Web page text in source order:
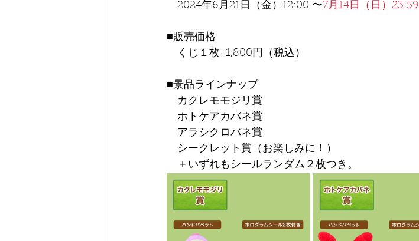
2024年6月21日（金）12:00 〜7月14日（日）23:59
■販売価格
くじ１枚  1,800円（税込）
■景品ラインナップ
カクレモモジリ賞
ホトケアカバネ賞
アラシクロバネ賞
シークレット賞（お楽しみに！）
＋いずれもシールランダム２枚つき。